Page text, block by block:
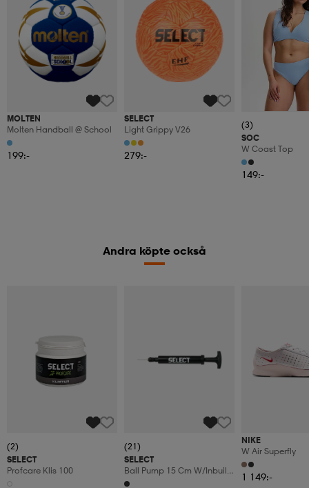
MOLTEN
Molten Handball @ School
199:-
SELECT
Light Grippy V26
279:-
(3)
SOC
W Coast Top
149:-
Andra köpte också
(2)
SELECT
Profcare Klis 100
(21)
SELECT
Ball Pump 15 Cm W/inbuilt
Hose
NIKE
W Air Superfly
1 149:-